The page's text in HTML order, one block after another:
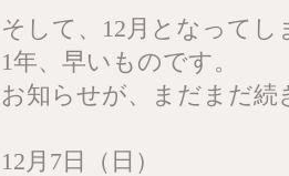
そして、12月となってし
1年、早いものです。
お知らせが、まだまだ続
12月7日（日）